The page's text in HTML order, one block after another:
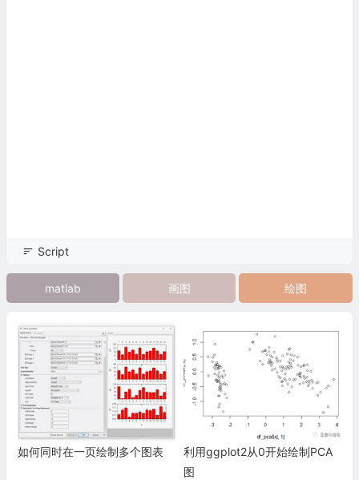
Script
matlab 画图 绘图
如何同时在一页绘制多个图表
利用ggplot2从0开始绘制PCA
图